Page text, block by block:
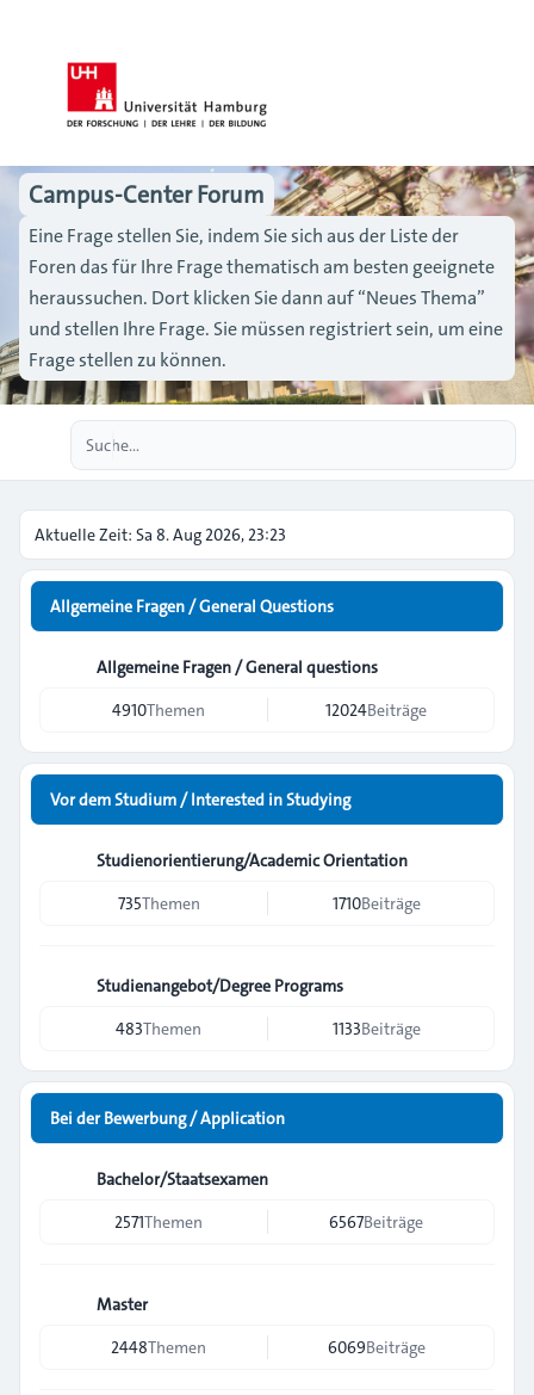
Campus-Center Forum
Eine Frage stellen Sie, indem Sie sich aus der Liste der
Foren das für Ihre Frage thematisch am besten geeignete
heraussuchen. Dort klicken Sie dann auf “Neues Thema”
und stellen Ihre Frage. Sie müssen registriert sein, um eine
Frage stellen zu können.
Aktuelle Zeit: Sa 8. Aug 2026, 23:23
Allgemeine Fragen / General Questions
Allgemeine Fragen / General questions
4910Themen 12024Beiträge
Vor dem Studium / Interested in Studying
Studienorientierung/Academic Orientation
735Themen 1710Beiträge
Studienangebot/Degree Programs
483Themen 1133Beiträge
Bei der Bewerbung / Application
Bachelor/Staatsexamen
2571Themen 6567Beiträge
Master
2448Themen 6069Beiträge